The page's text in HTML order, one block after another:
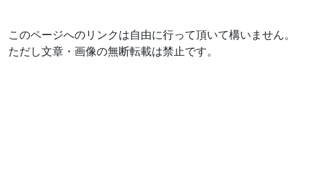
このページへのリンクは自由に行って頂いて構いません。
ただし文章・画像の無断転載は禁止です。